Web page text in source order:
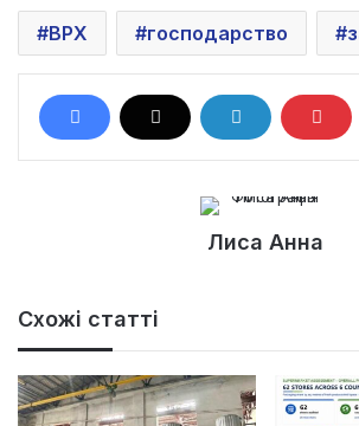
ВРХ господарство
Лиса Анна
Схожі статті